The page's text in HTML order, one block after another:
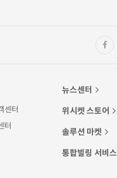
센터
터
뉴스센터
위시켓 스토어
솔루션 마켓
통합빌링 서비스